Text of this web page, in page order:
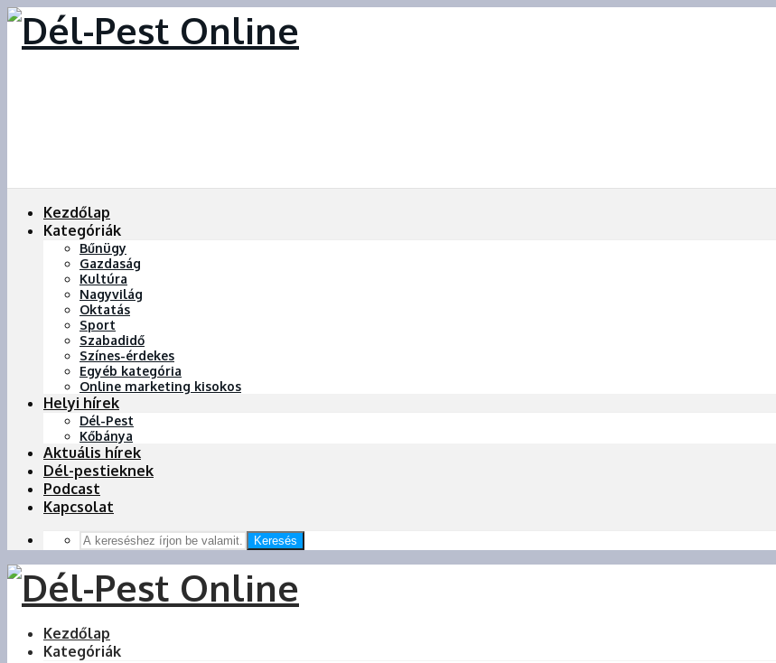
Kezdőlap
Kategóriák
Bűnügy
Gazdaság
Kultúra
Nagyvilág
Oktatás
Sport
Szabadidő
Színes-érdekes
Egyéb kategória
Online marketing kisokos
Helyi hírek
Dél-Pest
Kőbánya
Aktuális hírek
Dél-pestieknek
Podcast
Kapcsolat
Keresés
Kezdőlap
Kategóriák